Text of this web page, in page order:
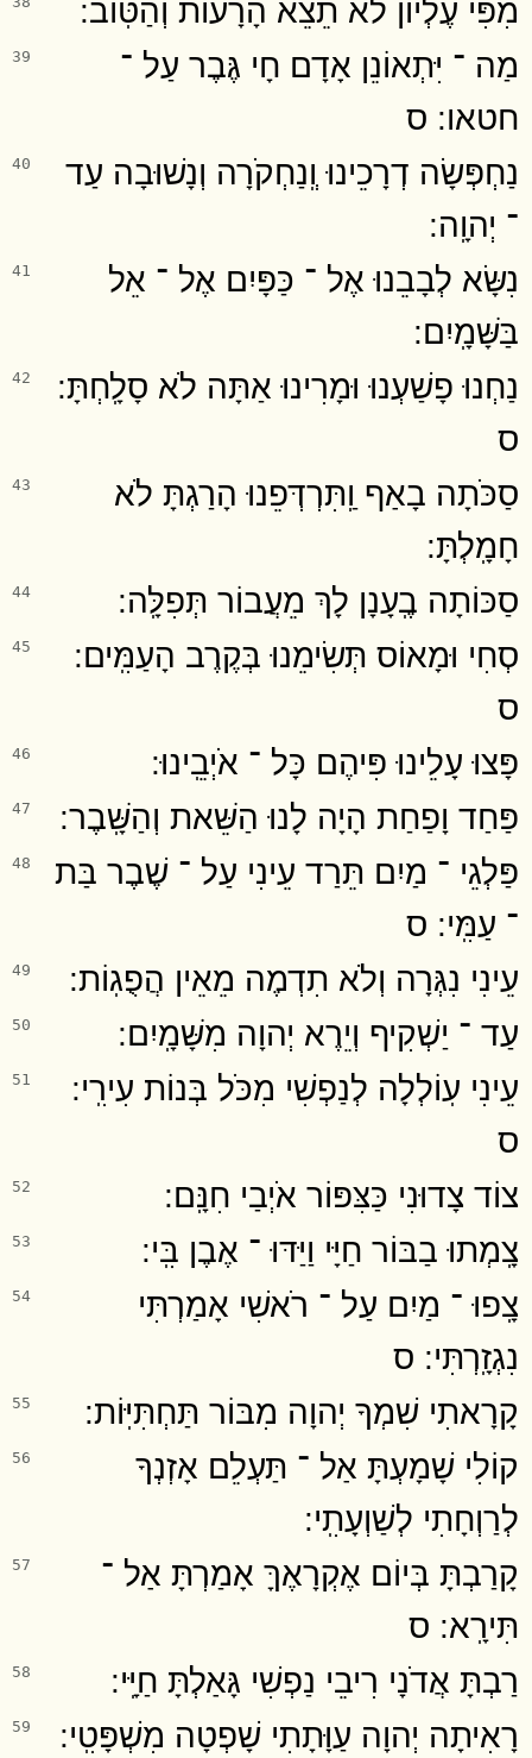
39
מַה ־ יִּתְאוֹנֵן אָדָם חָי גֶּבֶר עַל ־
חטאו ׃ ס
40
נַחְפְּשָׂה דְרָכֵינוּ וְֽנַחְקֹרָה וְנָשׁוּבָה עַד
־ יְהוָֽה ׃
41
נִשָּׂא לְבָבֵנוּ אֶל ־ כַּפָּיִם אֶל ־ אֵל
בַּשָּׁמָֽיִם ׃
42
נַחְנוּ פָשַׁעְנוּ וּמָרִינוּ אַתָּה לֹא סָלָֽחְתָּ ׃
ס
43
סַכֹּתָה בָאַף וַֽתִּרְדְּפֵנוּ הָרַגְתָּ לֹא
חָמָֽלְתָּ ׃
44 סַכּוֹתָה בֶֽעָנָן לָךְ מֵעֲבוֹר תְּפִלָּֽה ׃
45
סְחִי וּמָאוֹס תְּשִׂימֵנוּ בְּקֶרֶב הָעַמִּֽים ׃
ס
46 פָּצוּ עָלֵינוּ פִּיהֶם כָּל ־ אֹיְבֵֽינוּ ׃
47 פַּחַד וָפַחַת הָיָה לָנוּ הַשֵּׁאת וְהַשָּֽׁבֶר ׃
48
פַּלְגֵי ־ מַיִם תֵּרַד עֵינִי עַל ־ שֶׁבֶר בַּת
־ עַמִּֽי ׃ ס
49 עֵינִי נִגְּרָה וְלֹא תִדְמֶה מֵאֵין הֲפֻגֽוֹת ׃
50 עַד ־ יַשְׁקִיף וְיֵרֶא יְהוָה מִשָּׁמָֽיִם ׃
51
עֵינִי עֽוֹלְלָה לְנַפְשִׁי מִכֹּל בְּנוֹת עִירִֽי ׃
ס
52 צוֹד צָדוּנִי כַּצִּפּוֹר אֹיְבַי חִנָּֽם ׃
53 צָֽמְתוּ בַבּוֹר חַיָּי וַיַּדּוּ ־ אֶבֶן בִּֽי ׃
54
צָֽפוּ ־ מַיִם עַל ־ רֹאשִׁי אָמַרְתִּי
נִגְזָֽרְתִּי ׃ ס
55 קָרָאתִי שִׁמְךָ יְהוָה מִבּוֹר תַּחְתִּיּֽוֹת ׃
56
קוֹלִי שָׁמָעְתָּ אַל ־ תַּעְלֵם אָזְנְךָ
לְרַוְחָתִי לְשַׁוְעָתִֽי ׃
57
קָרַבְתָּ בְּיוֹם אֶקְרָאֶךָּ אָמַרְתָּ אַל ־
תִּירָֽא ׃ ס
58 רַבְתָּ אֲדֹנָי רִיבֵי נַפְשִׁי גָּאַלְתָּ חַיָּֽי ׃
59 רָאִיתָה יְהוָה עַוָּתָתִי שָׁפְטָה מִשְׁפָּטִֽי ׃